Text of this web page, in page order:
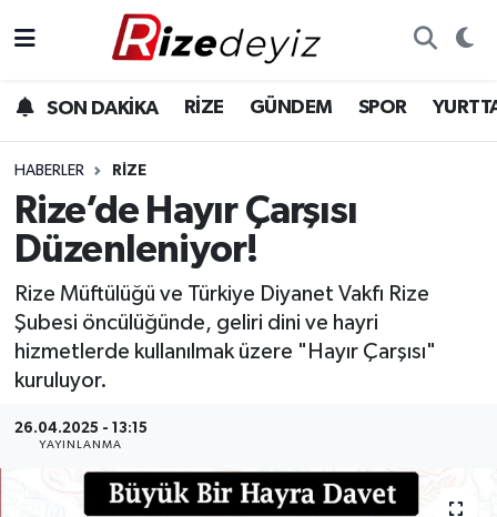
SON DAKİKA RİZE GÜNDEM SPOR
HABERLER RIZE
Rize’de Hayır Çarşısı
Düzenleniyor!
Rize Müftülüğü ve Türkiye Diyanet Vakfı Rize
Şubesi öncülüğünde, geliri dini ve hayri
hizmetlerde kullanılmak üzere "Hayır Çarşısı"
kuruluyor.
26.04.2025 - 13:15
YAYINLANMA
Gündem
Yurttan Haberler
Ekonomi
Teknoloji
Rize Hava Durumu
Rize Trafik Yoğunluk Haritası
Süper Lig Puan Durumu ve Fikstür
Tüm Manşetler
Haber Arşivi